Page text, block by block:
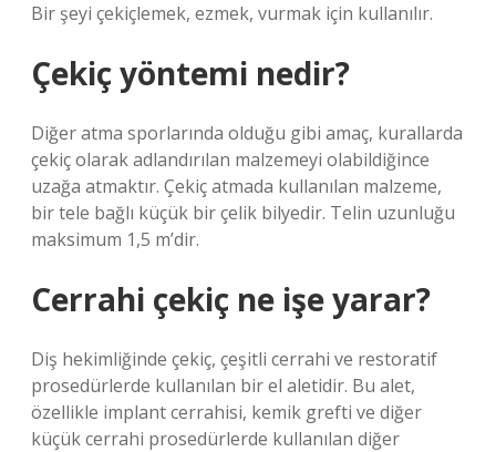
Bir şeyi çekiçlemek, ezmek, vurmak için kullanılır.
Çekiç yöntemi nedir?
Diğer atma sporlarında olduğu gibi amaç, kurallarda
çekiç olarak adlandırılan malzemeyi olabildiğince
uzağa atmaktır. Çekiç atmada kullanılan malzeme,
bir tele bağlı küçük bir çelik bilyedir. Telin uzunluğu
maksimum 1,5 m’dir.
Cerrahi çekiç ne işe yarar?
Diş hekimliğinde çekiç, çeşitli cerrahi ve restoratif
prosedürlerde kullanılan bir el aletidir. Bu alet,
özellikle implant cerrahisi, kemik grefti ve diğer
küçük cerrahi prosedürlerde kullanılan diğer